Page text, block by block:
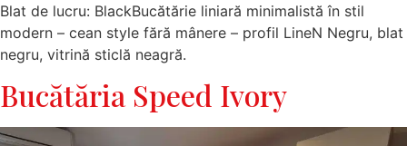
Blat de lucru: BlackBucătărie liniară minimalistă în stil
modern – cean style fără mânere – profil LineN Negru, blat
negru, vitrină sticlă neagră.
Bucătăria Speed Ivory